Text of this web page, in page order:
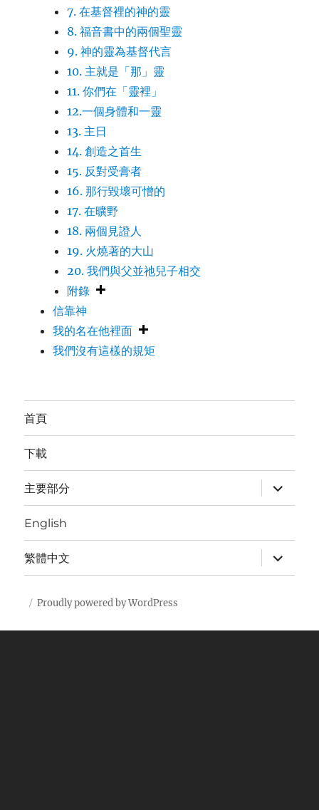
7. 在基督裡的神的靈
8. 福音書中的兩個聖靈
9. 神的靈為基督代言
10. 主就是「那」靈
11. 你們在「靈裡」
12.一個身體和一靈
13. 主日
14. 創造之首生
15. 反對受膏者
16. 那行毀壞可憎的
17. 在曠野
18. 兩個見證人
19. 火燒著的大山
20. 我們與父並祂兒子相交
附錄
信靠神
我的名在他裡面
我們沒有這樣的規矩
首頁
下載
主要部分
expand
child
menu
English
繁體中文
expand
child
menu
Proudly powered by WordPress